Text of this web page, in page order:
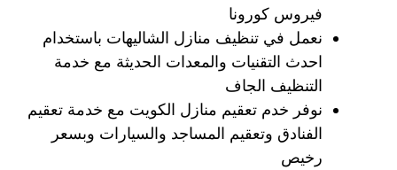
فيروس كورونا
نعمل في تنظيف منازل الشاليهات باستخدام
احدث التقنيات والمعدات الحديثة مع خدمة
التنظيف الجاف
نوفر خدم تعقيم منازل الكويت مع خدمة تعقيم
الفنادق وتعقيم المساجد والسيارات وبسعر
رخيص